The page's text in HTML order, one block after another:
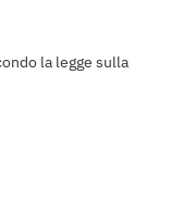
la legge sulla